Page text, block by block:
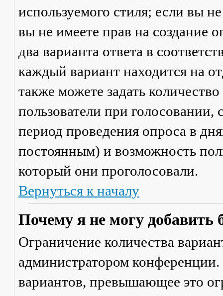
используемого стиля; если вы
вы не имеете прав на создание
два варианта ответа в
каждый вариант находится на
также можете задать
пользователи при
период проведения опроса в
постоянным) и возможность
который они проголосовали.
Вернуться к началу
Почему я не могу добавить
Ограничение количества
администратором
вариантов, превышающее это